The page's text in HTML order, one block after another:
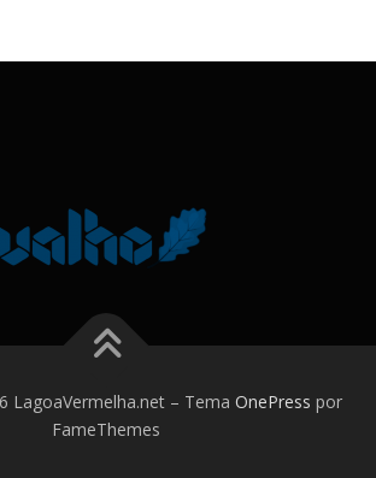
LagoaVermelha.net – Tema OnePress por
FameThemes